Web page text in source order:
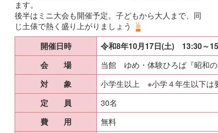
ます。
後半はミニ大会も開催予定。子どもから大人まで、同
じ土俵で熱く盛り上がりましょう
開催日時
令和8年10月17日(土) 13:30～
会 場
当館 ゆめ・体験ひろば『昭和
対 象
小学生以上 ※小学４年生以下は
定 員
30名
費 用
無料